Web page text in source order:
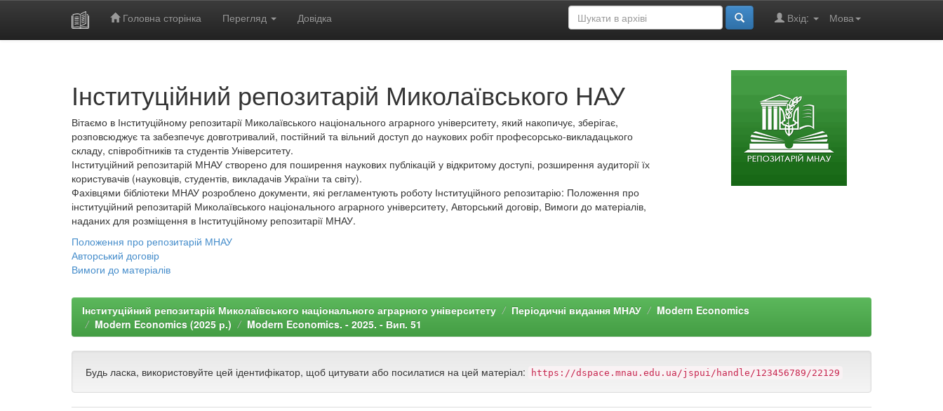
Головна сторінка Перегляд Довідка Мова
Вхід:
Інституційний репозитарій Миколаївського НАУ
Вітаємо в Інституційному репозитарії Миколаївського національного аграрного університету, який накопичує, зберігає,
розповсюджує та забезпечує довготривалий, постійний та вільний доступ до наукових робіт професорсько-викладацького
складу, співробітників та студентів Університету.
Інституційний репозитарій МНАУ створено для поширення наукових публікацій у відкритому доступі, розширення аудиторії їх
користувачів (науковців, студентів, викладачів України та світу).
Фахівцями бібліотеки МНАУ розроблено документи, які регламентують роботу Інституційного репозитарію: Положення про
інституційний репозитарій Миколаївського національного аграрного університету, Авторський договір, Вимоги до матеріалів,
наданих для розміщення в Інституційному репозитарії МНАУ.
Положення про репозитарій МНАУ
Авторський договір
Вимоги до матеріалів
Інституційний репозитарій Миколаївського національного аграрного університету Періодичні видання МНАУ
Modern Economics
Modern Economics (2025 р.)
Modern Economics. - 2025. - Вип. 51
Будь ласка, використовуйте цей ідентифікатор, щоб цитувати або посилатися на цей матеріал: https://dspace.mnau.edu.ua/jspui/handle/123456789/22129